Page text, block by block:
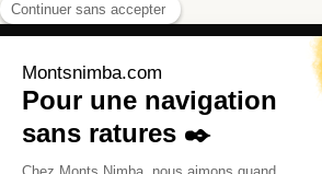
Adresse:
R. Paul Langevin, Abidjan, Côte d’Ivoire